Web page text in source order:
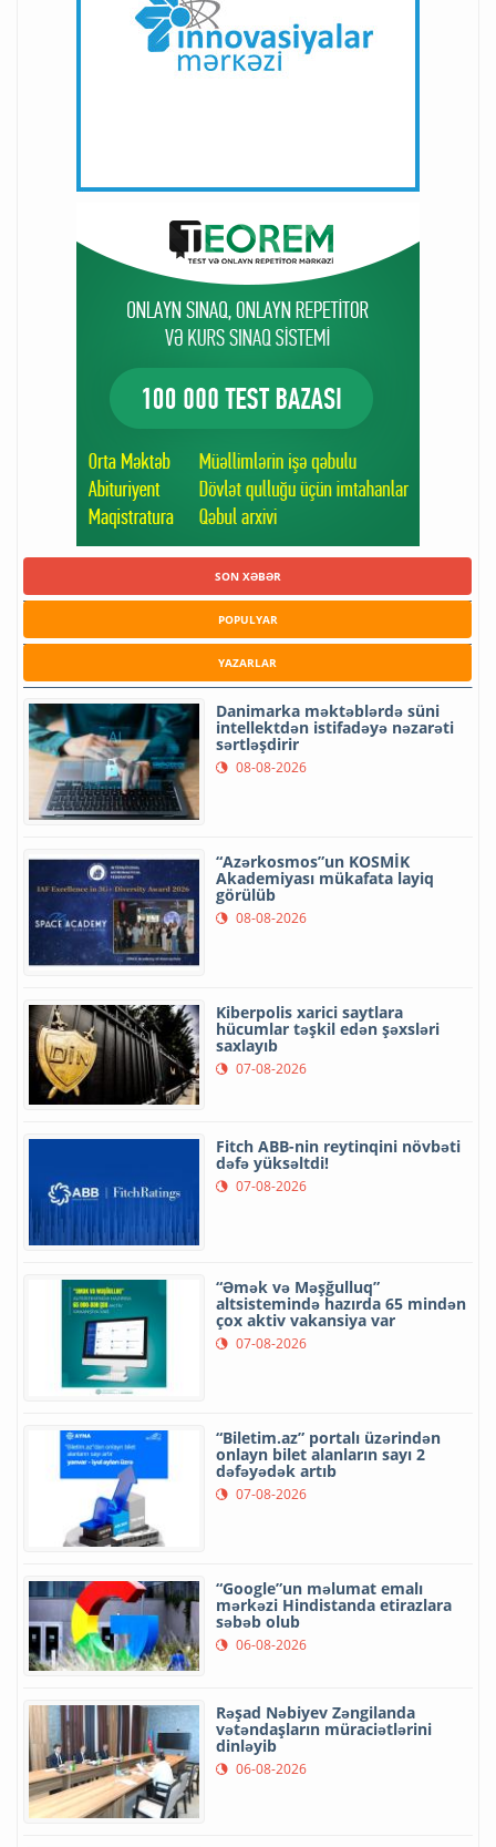
SON XƏBƏR
POPULYAR
YAZARLAR
Danimarka məktəblərdə süni
intellektdən istifadəyə nəzarəti
sərtləşdirir
08-08-2026
“Azərkosmos”un KOSMİK
Akademiyası mükafata layiq
görülüb
08-08-2026
Kiberpolis xarici saytlara
hücumlar təşkil edən şəxsləri
saxlayıb
07-08-2026
Fitch ABB-nin reytinqini növbəti
dəfə yüksəltdi!
07-08-2026
“Əmək və Məşğulluq”
altsistemində hazırda 65 mindən
çox aktiv vakansiya var
07-08-2026
“Biletim.az” portalı üzərindən
onlayn bilet alanların sayı 2
dəfəyədək artıb
07-08-2026
“Google”un məlumat emalı
mərkəzi Hindistanda etirazlara
səbəb olub
06-08-2026
Rəşad Nəbiyev Zəngilanda
vətəndaşların müraciətlərini
dinləyib
06-08-2026